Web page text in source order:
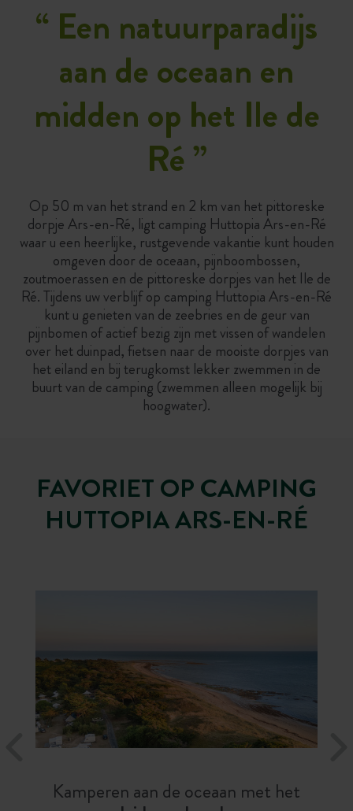
“ Een natuurparadijs
aan de oceaan en
midden op het Ile de
Ré”
Op 50 m van het strand en 2 km van het pittoreske
dorpje Ars-en-Ré, ligt camping Huttopia Ars-en-Ré
waar u een heerlijke, rustgevende vakantie kunt houden
omgeven door de oceaan, pijnboombossen,
zoutmoerassen en de pittoreske dorpjes van het Ile de
Ré. Tijdens uw verblijf op camping Huttopia Ars-en-Ré
kunt u genieten van de zeebries en de geur van
pijnbomen of actief bezig zijn met vissen of wandelen
over het duinpad, fietsen naar de mooiste dorpjes van
het eiland en bij terugkomst lekker zwemmen in de
buurt van de camping (zwemmen alleen mogelijk bij
hoogwater).
FAVORIET OP CAMPING
HUTTOPIA ARS-EN-RÉ
Kamperen aan de oceaan met het